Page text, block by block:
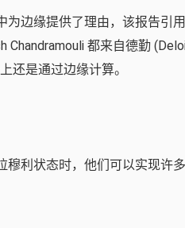
为边缘提供了理由，该报告引
Chandramouli 都来自德勤
还是通过边缘计算。
穆利状态时，他们可以实现许